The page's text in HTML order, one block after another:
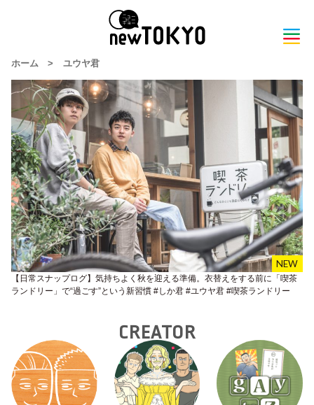
ホーム > ユウヤ君
【日常スナップログ】気持ちよく秋を迎える準備。衣替えをする前に「喫茶
ランドリー」で“過ごす”という新習慣 #しか君 #ユウヤ君 #喫茶ランドリー
CREATOR